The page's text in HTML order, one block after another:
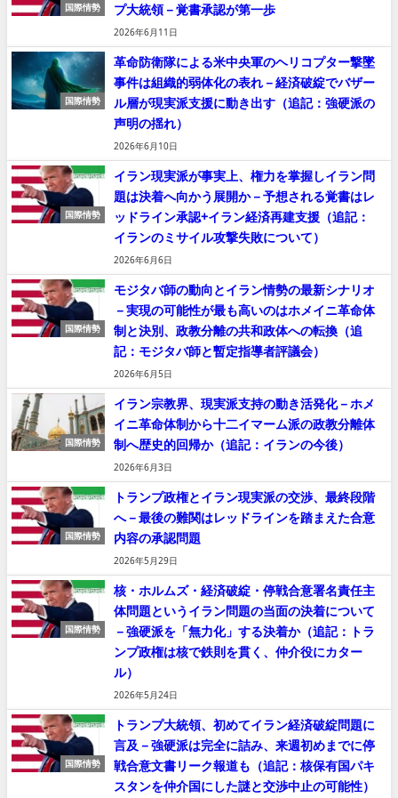
国際情勢 プ大統領－覚書承認が第一歩
2026年6月11日
国際情勢
革命防衛隊による米中央軍のヘリコプター撃墜
事件は組織的弱体化の表れ－経済破綻でバザー
ル層が現実派支援に動き出す（追記：強硬派の
声明の揺れ）
2026年6月10日
国際情勢
イラン現実派が事実上、権力を掌握しイラン問
題は決着へ向かう展開か－予想される覚書はレ
ッドライン承認+イラン経済再建支援（追記：
イランのミサイル攻撃失敗について）
2026年6月6日
国際情勢
モジタバ師の動向とイラン情勢の最新シナリオ
－実現の可能性が最も高いのはホメイニ革命体
制と決別、政教分離の共和政体への転換（追
記：モジタバ師と暫定指導者評議会）
2026年6月5日
国際情勢
イラン宗教界、現実派支持の動き活発化－ホメ
イニ革命体制から十二イマーム派の政教分離体
制へ歴史的回帰か（追記：イランの今後）
2026年6月3日
国際情勢
トランプ政権とイラン現実派の交渉、最終段階
へ－最後の難関はレッドラインを踏まえた合意
内容の承認問題
2026年5月29日
国際情勢
核・ホルムズ・経済破綻・停戦合意署名責任主
体問題というイラン問題の当面の決着について
－強硬派を「無力化」する決着か（追記：トラ
ンプ政権は核で鉄則を貫く、仲介役にカター
ル）
2026年5月24日
国際情勢
トランプ大統領、初めてイラン経済破綻問題に
言及－強硬派は完全に詰み、来週初めまでに停
戦合意文書リーク報道も（追記：核保有国パキ
スタンを仲介国にした謎と交渉中止の可能性）